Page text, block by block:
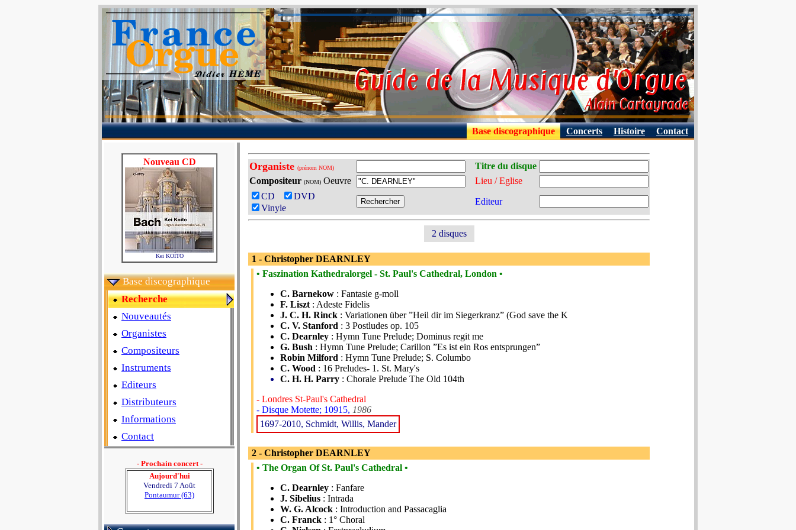
Base discographique Concerts Histoire Contact
Nouveau CD
Kei KOÏTO
Base discographique
Recherche
Nouveautés
Organistes
Compositeurs
Instruments
Editeurs
Distributeurs
Informations
Contact
- Prochain concert -
Aujourd'hui
Vendredi 7 Août
Pontaumur (63)
Organiste (prénom NOM)
Titre du disque
Compositeur (NOM) Oeuvre
Lieu / Eglise
CD
DVD
Vinyle
Editeur
2 disques
1 - Christopher DEARNLEY
• Faszination Kathedralorgel - St. Paul's Cathedral, London •
C. Barnekow : Fantasie g-moll
F. Liszt : Adeste Fidelis
J. C. H. Rinck : Variationen über ”Heil dir im Siegerkranz” (God save the K
C. V. Stanford : 3 Postludes op. 105
C. Dearnley : Hymn Tune Prelude; Dominus regit me
G. Bush : Hymn Tune Prelude; Carillon ”Es ist ein Ros entsprungen”
Robin Milford : Hymn Tune Prelude; S. Columbo
C. Wood : 16 Preludes- 1. St. Mary's
C. H. H. Parry : Chorale Prelude The Old 104th
- Londres St-Paul's Cathedral
- Disque Motette; 10915, 1986
1697-2010, Schmidt, Willis, Mander
2 - Christopher DEARNLEY
• The Organ Of St. Paul's Cathedral •
C. Dearnley : Fanfare
J. Sibelius : Intrada
W. G. Alcock : Introduction and Passacaglia
C. Franck : 1° Choral